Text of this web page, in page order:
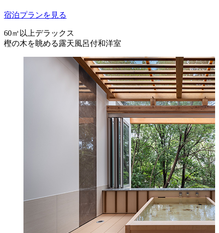
宿泊プランを見る
60㎡以上デラックス
樫の木を眺める露天風呂付和洋室